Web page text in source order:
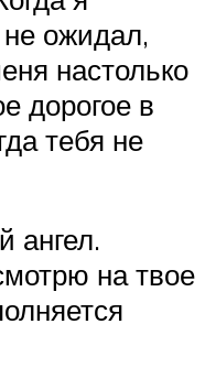
ожидал,
настолько
дорогое в
тебя не
ангел.
на твое